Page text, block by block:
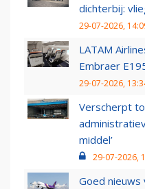
dichterbij:
29-07-2026,
LATAM
Embraer
29-07-2026,
Verscherpt
middel’
29-07-2026,
Goed